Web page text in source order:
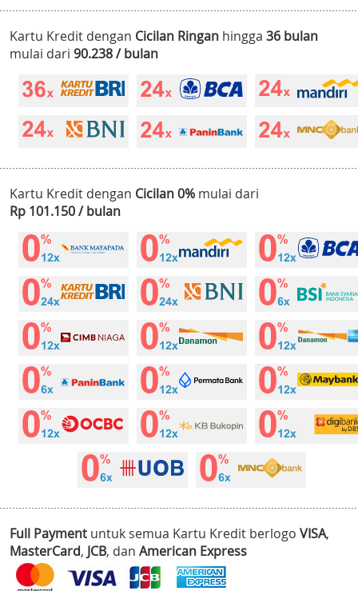
Kartu Kredit dengan Cicilan Ringan hingga 36 bulan
mulai dari 90.238 / bulan
Kartu Kredit dengan Cicilan 0% mulai dari
Rp 101.150 / bulan
Full Payment untuk semua Kartu Kredit berlogo VISA,
MasterCard, JCB, dan American Express